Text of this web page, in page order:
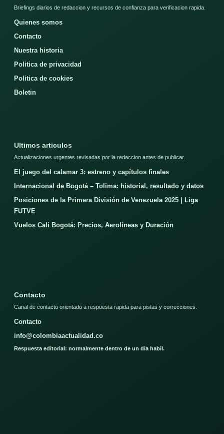
Briefings diarios de redaccion y recursos de confianza para verificacion rapida.
Quienes somos
Contacto
Nuestra historia
Politica de privacidad
Politica de cookies
Boletin
Ultimos articulos
Actualizaciones urgentes revisadas por la redaccion antes de publicar.
El juego del calamar 3: estreno y capítulos finales
Internacional de Bogotá – Tolima: historial, resultado y datos
Posiciones de la Primera División de Venezuela 2025 | Liga
FUTVE
Vuelos Cali Bogotá: Precios, Aerolíneas y Duración
Contacto
Canal de contacto orientado a respuesta rapida para pistas y correcciones.
Contacto
info@colombiaactualidad.co
Respuesta editorial: normalmente dentro de un dia habil.